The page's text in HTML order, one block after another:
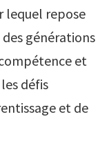
lequel repose
générations
et
défis
et de